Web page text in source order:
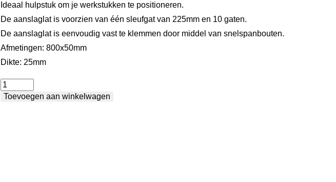
Ideaal hulpstuk om je werkstukken te positioneren.
De aanslaglat is voorzien van één sleufgat van 225mm en 10 gaten.
De aanslaglat is eenvoudig vast te klemmen door middel van snelspanbouten.
Afmetingen: 800x50mm
Dikte: 25mm
Aanslaglat
lang
Toevoegen aan winkelwagen